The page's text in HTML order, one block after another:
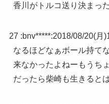
香川がトルコ送り決まっ
27 :bnv*****:2018/08/20(月
なるほどなぁボール持て
来なかったよねーもうち
だったら柴崎も生きると